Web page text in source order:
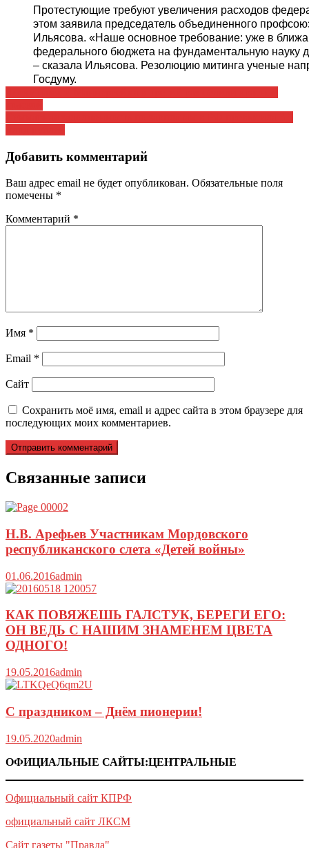
Протестующие требуют увеличения расходов
этом заявила председатель объединенного
Ильясова. «Наше основное требование: уже в
федерального бюджета на фундаментальную
– сказала Ильясова. Резолюцию митинга ученые
Госдуму.
Добавить комментарий
Ваш адрес email не будет опубликован. Обязательные поля
помечены *
Комментарий *
Имя *
Email *
Сайт
Сохранить моё имя, email и адрес сайта в этом браузере для
последующих моих комментариев.
Связанные записи
Н.В. Арефьев Участникам Мордовского
республиканского слета «Детей войны»
01.06.2016admin
КАК ПОВЯЖЕШЬ ГАЛСТУК, БЕРЕГИ ЕГО:
ОН ВЕДЬ С НАШИМ ЗНАМЕНЕМ ЦВЕТА
ОДНОГО!
19.05.2016admin
C праздником – Днём пионерии!
19.05.2020admin
ОФИЦИАЛЬНЫЕ САЙТЫ:ЦЕНТРАЛЬНЫЕ
Официальный сайт КПРФ
официальный сайт ЛКСМ
Сайт газеты "Правда"